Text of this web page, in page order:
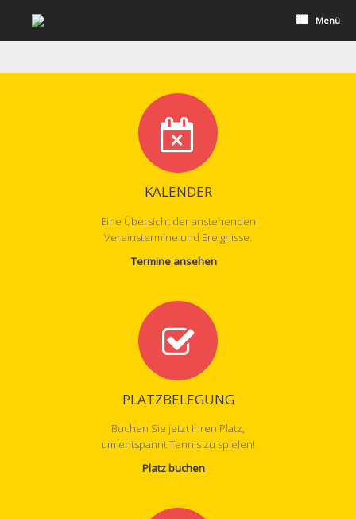
Menü
KALENDER
Eine Übersicht der anstehenden
Vereinstermine und Ereignisse.
Termine ansehen
PLATZBELEGUNG
Buchen Sie jetzt Ihren Platz,
um entspannt Tennis zu spielen!
Platz buchen